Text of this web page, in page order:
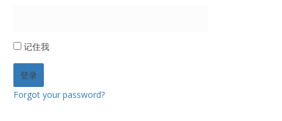
记住我
Forgot your password?